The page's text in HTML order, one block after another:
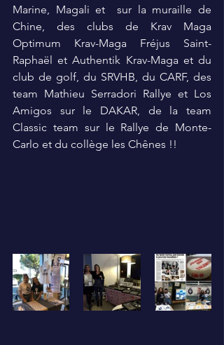
Marine, Magali et  sur la muraille de
Chine, des clubs de Krav Maga
Optimum Krav-Maga Fréjus Saint-
Raphaël et Authentik Krav-Maga et du
club de golf, du SRVHB, du CARF, des
team Mathieu Serradori Rallye et Los
Amigos sur le DAKAR, de la team
Classic team sur le Rallye de Monte-
Carlo et du collège les Chênes !!